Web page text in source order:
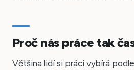
Proč nás práce tak
Většina lidí si práci vybírá